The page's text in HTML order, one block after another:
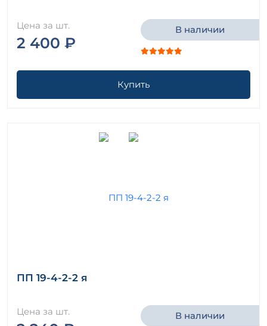
Цена за шт.
2 400 ₽
В наличии
Купить
ПП 19-4-2-2 я
Цена за шт. В наличии